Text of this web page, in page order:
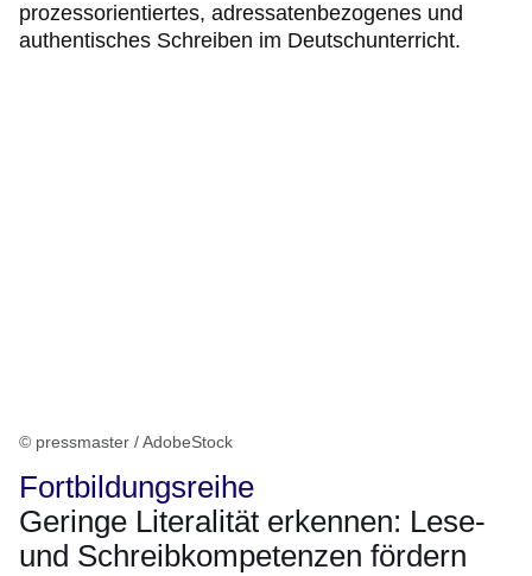
prozessorientiertes, adressatenbezogenes und
authentisches Schreiben im Deutschunterricht.
© pressmaster / AdobeStock
Fortbildungsreihe
Geringe Literalität erkennen: Lese-
und Schreibkompetenzen fördern